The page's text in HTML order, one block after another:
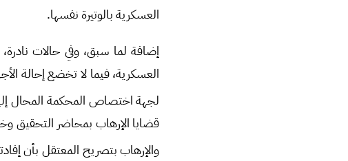
العسكرية بالوتيرة نفسها.
إضافة لما سبق، وفي حالات
العسكرية، فيما لا تخضع إحالة
لجهة اختصاص المحكمة المحال
قضايا الإرهاب بمحاضر التحقيق
والإرهاب بتصريح المعتقل بأن